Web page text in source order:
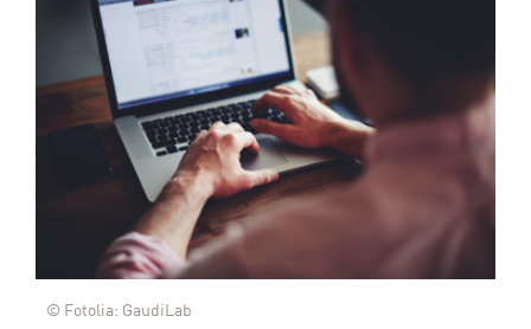
© Fotolia: GaudiLab